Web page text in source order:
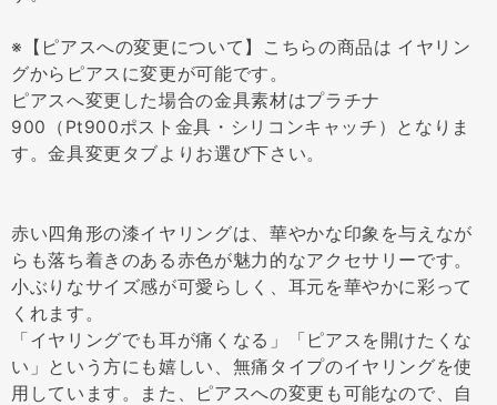
※【ピアスへの変更について】こちらの商品は イヤリン
グからピアスに変更が可能です。
ピアスへ変更した場合の金具素材はプラチナ
900（Pt900ポスト金具・シリコンキャッチ）となりま
す。金具変更タブよりお選び下さい。
赤い四角形の漆イヤリングは、華やかな印象を与えなが
らも落ち着きのある赤色が魅力的なアクセサリーです。
小ぶりなサイズ感が可愛らしく、耳元を華やかに彩って
くれます。
「イヤリングでも耳が痛くなる」「ピアスを開けたくな
い」という方にも嬉しい、無痛タイプのイヤリングを使
用しています。また、ピアスへの変更も可能なので、自